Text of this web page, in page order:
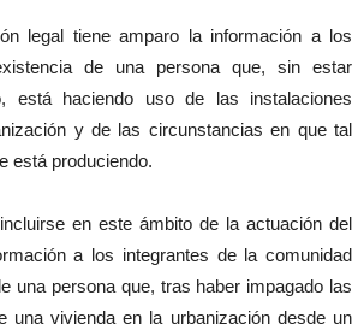
legal tiene amparo la información a los
de una persona que, sin estar
está haciendo uso de las instalaciones
y de las circunstancias en que tal
está produciendo.
en este ámbito de la actuación del
a los integrantes de la comunidad
una persona que, tras haber impagado las
una vivienda en la urbanización desde un